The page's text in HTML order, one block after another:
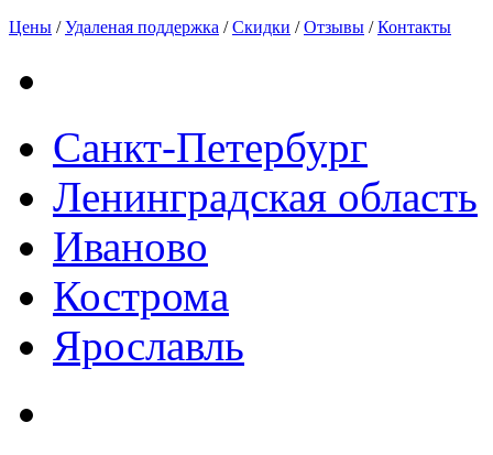
Цены /Удаленая поддержка /Скидки /Отзывы /Контакты
Санкт-Петербург
Ленинградская область
Иваново
Кострома
Ярославль